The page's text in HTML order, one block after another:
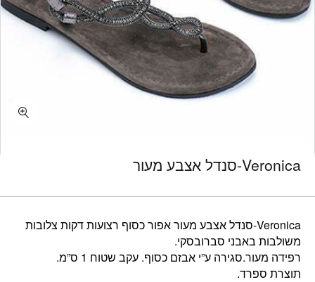
Veronica-סנדל אצבע מעור
Veronica-סנדל אצבע מעור אפור כסוף רצועות דקות צלובות
משולבות באבני סברובסקי.
רפידה מעור.סגירה ע”י אבזם כסוף. עקב שטוח 1 ס”מ.
תוצרת ספרד.